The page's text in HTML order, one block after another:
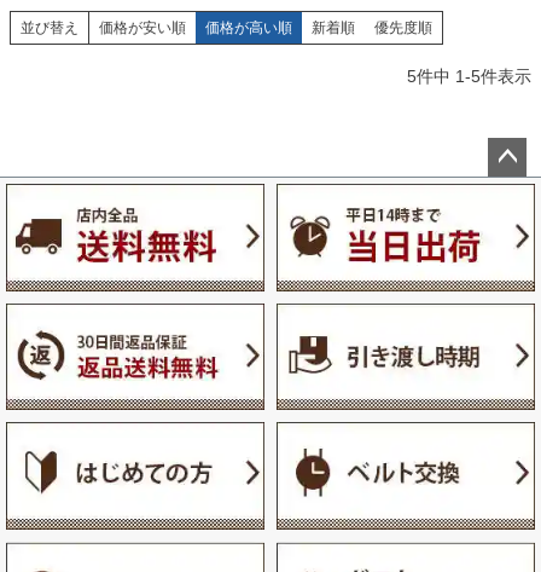
並び替え 価格が安い順 価格が高い順 新着順 優先度順
5件中 1-5件表示
ペー
ップ